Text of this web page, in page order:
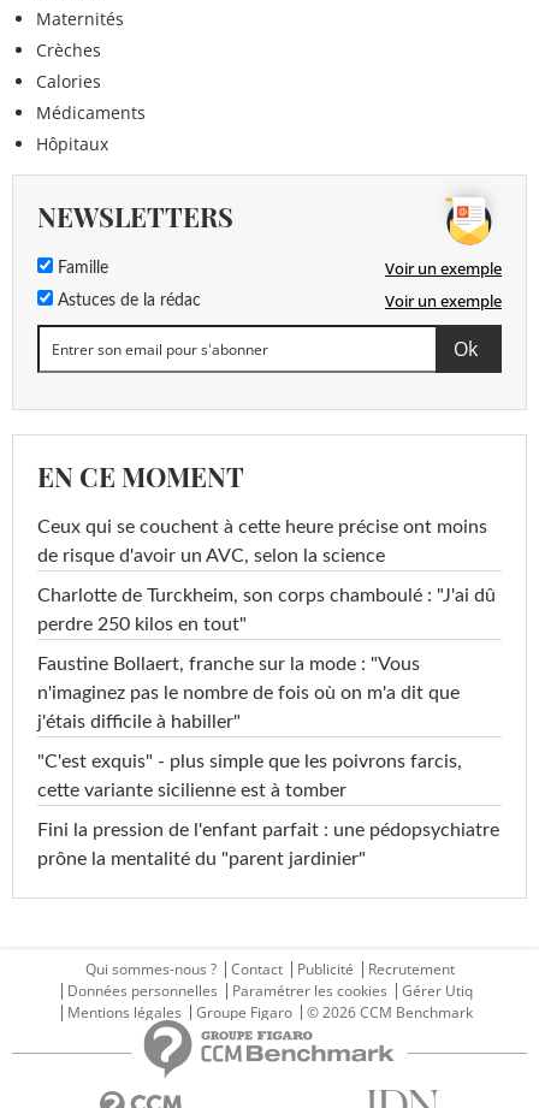
Maternités
Crèches
Calories
Médicaments
Hôpitaux
NEWSLETTERS
Famille Voir un exemple
Astuces de la rédac Voir un exemple
EN CE MOMENT
Ceux qui se couchent à cette heure précise ont moins
de risque d'avoir un AVC, selon la science
Charlotte de Turckheim, son corps chamboulé : "J'ai dû
perdre 250 kilos en tout"
Faustine Bollaert, franche sur la mode : "Vous
n'imaginez pas le nombre de fois où on m'a dit que
j'étais difficile à habiller"
"C'est exquis" - plus simple que les poivrons farcis,
cette variante sicilienne est à tomber
Fini la pression de l'enfant parfait : une pédopsychiatre
prône la mentalité du "parent jardinier"
Qui sommes-nous ? Contact Publicité
Recrutement
Données personnelles
Paramétrer les cookies
Gérer Utiq
Mentions légales
Groupe Figaro © 2026 CCM Benchmark